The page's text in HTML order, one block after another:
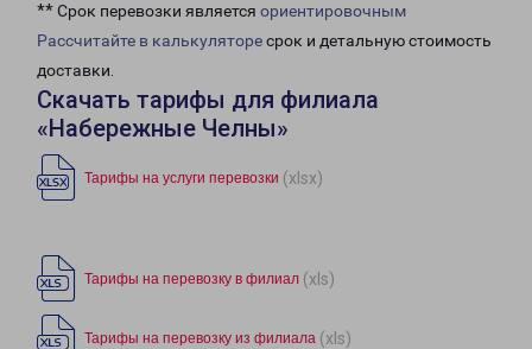
** Срок перевозки является ориентировочным
Рассчитайте в калькуляторесрок и детальную стоимость
доставки.
Скачать тарифы для филиала
«Набережные Челны»
Тарифы на услуги перевозки (xlsx)
Тарифы на перевозку в филиал (xls)
Тарифы на перевозку из филиала (xls)